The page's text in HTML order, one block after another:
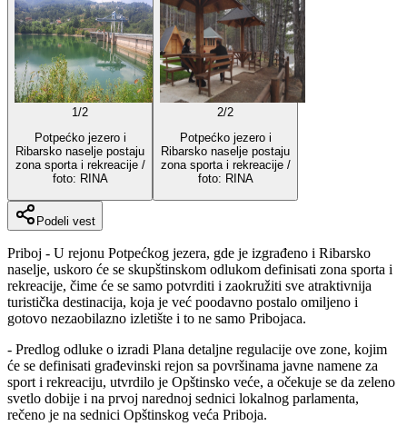
1 /2
Potpećko jezero i
Ribarsko naselje postaju
zona sporta i rekreacije /
foto: RINA
2/2
Potpećko jezero i
Ribarsko naselje postaju
zona sporta i rekreacije /
foto: RINA
Podeli vest
Priboj - U rejonu Potpećkog jezera, gde je izgrađeno i Ribarsko
naselje, uskoro će se skupštinskom odlukom definisati zona sporta i
rekreacije, čime će se samo potvrditi i zaokružiti sve atraktivnija
turistička destinacija, koja je već poodavno postalo omiljeno i
gotovo nezaobilazno izletište i to ne samo Pribojaca.
- Predlog odluke o izradi Plana detaljne regulacije ove zone, kojim
će se definisati građevinski rejon sa površinama javne namene za
sport i rekreaciju, utvrdilo je Opštinsko veće, a očekuje se da zeleno
svetlo dobije i na prvoj narednoj sednici lokalnog parlamenta,
rečeno je na sednici Opštinskog veća Priboja.